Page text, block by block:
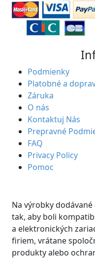
Podmienky
Platobné a
Záruka
O nás
Kontaktuj Nás
Prepravné
FAQ
Privacy Policy
Pomoc
Na výrobky
tak, aby boli
a elektronických
firiem, vrátane
produkty alebo